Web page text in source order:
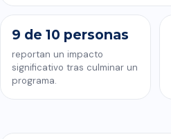
9 de 10 personas
reportan un impacto
significativo tras culminar un
programa.